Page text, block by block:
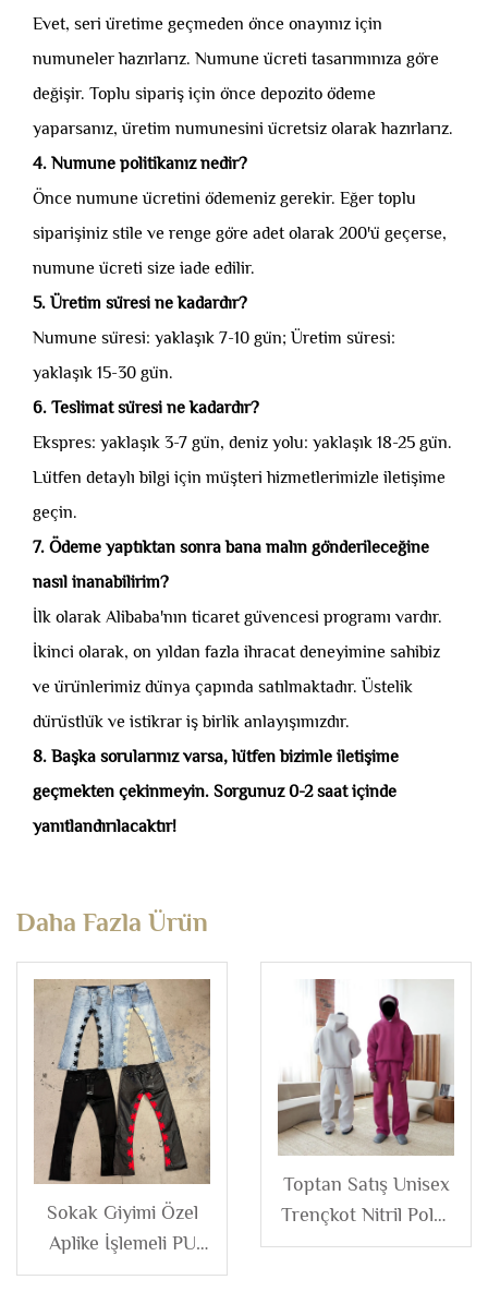
Evet, seri üretime geçmeden önce onayınız için
numuneler hazırlarız. Numune ücreti tasarımınıza göre
değişir. Toplu sipariş için önce depozito ödeme
yaparsanız, üretim numunesini ücretsiz olarak hazırlarız.
4. Numune politikanız nedir?
Önce numune ücretini ödemeniz gerekir. Eğer toplu
siparişiniz stile ve renge göre adet olarak 200'ü geçerse,
numune ücreti size iade edilir.
5. Üretim süresi ne kadardır?
Numune süresi: yaklaşık 7-10 gün; Üretim süresi:
yaklaşık 15-30 gün.
6. Teslimat süresi ne kadardır?
Ekspres: yaklaşık 3-7 gün, deniz yolu: yaklaşık 18-25 gün.
Lütfen detaylı bilgi için müşteri hizmetlerimizle iletişime
geçin.
7. Ödeme yaptıktan sonra bana malın gönderileceğine
nasıl inanabilirim?
İlk olarak Alibaba'nın ticaret güvencesi programı vardır.
İkinci olarak, on yıldan fazla ihracat deneyimine sahibiz
ve ürünlerimiz dünya çapında satılmaktadır. Üstelik
dürüstlük ve istikrar iş birlik anlayışımızdır.
8. Başka sorularınız varsa, lütfen bizimle iletişime
geçmekten çekinmeyin. Sorgunuz 0-2 saat içinde
yanıtlandırılacaktır!
Daha Fazla Ürün
Sokak Giyimi Özel
Aplike İşlemeli PU
Deri Pantolon
Toptan Satış Unisex
Trençkot Nitril Polar
Boş Düz Sweatşört